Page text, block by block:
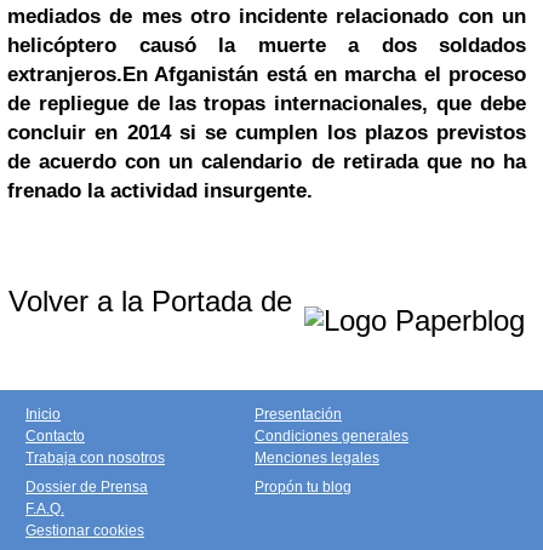
mediados de mes otro incidente relacionado con un
helicóptero causó la muerte a dos soldados
extranjeros.En Afganistán está en marcha el proceso
de repliegue de las tropas internacionales, que debe
concluir en 2014 si se cumplen los plazos previstos
de acuerdo con un calendario de retirada que no ha
frenado la actividad insurgente.
Volver a la Portada de
Inicio
Contacto
Trabaja con nosotros
Presentación
Condiciones generales
Menciones legales
Dossier de Prensa
F.A.Q.
Gestionar cookies
Propón tu blog